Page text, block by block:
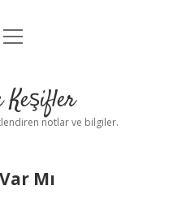
Uyarı
menüyü
Keşifler
notlar ve bilgiler.
Mı